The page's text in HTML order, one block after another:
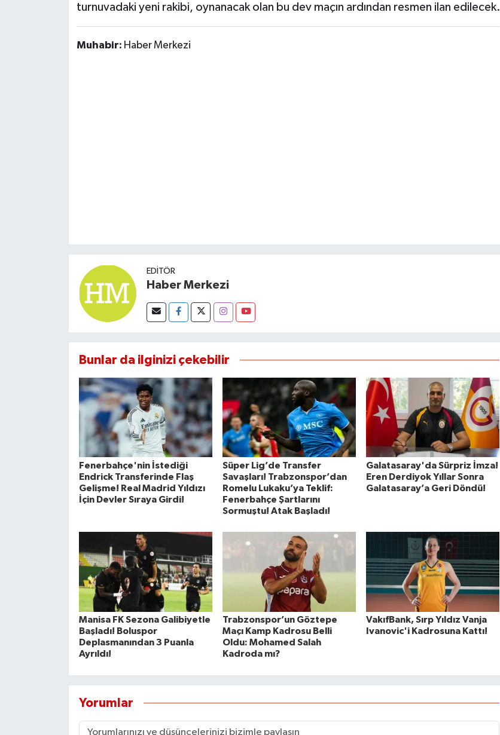
turnuvadaki yeni rakibi, oynanacak olan bu dev maçın ardından resmen ilan edilecek.
Muhabir: Haber Merkezi
EDITÖR
Haber Merkezi
Bunlar da ilginizi çekebilir
Fenerbahçe'nin İstediği
Endrick Transferinde Flaş
Gelişme! Real Madrid Yıldızı
İçin Devler Sıraya Girdi!
Süper Lig’de Transfer
Savaşları! Trabzonspor’dan
Romelu Lukaku’ya Teklif:
Fenerbahçe Şartlarını
Sormuştu! Atak Başladı!
Galatasaray'da Sürpriz İmza!
Eren Derdiyok Yıllar Sonra
Galatasaray’a Geri Döndü!
Manisa FK Sezona Galibiyetle
Başladı! Boluspor
Deplasmanından 3 Puanla
Ayrıldı!
Trabzonspor’un Göztepe
Maçı Kamp Kadrosu Belli
Oldu: Mohamed Salah
Kadroda mı?
VakıfBank, Sırp Yıldız Vanja
Ivanovic'i Kadrosuna Kattı!
Yorumlar